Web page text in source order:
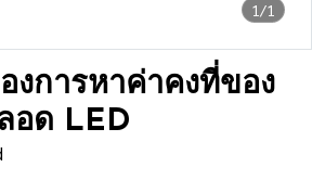
1/1
งการหาค่าคงที่ของ
อด LED